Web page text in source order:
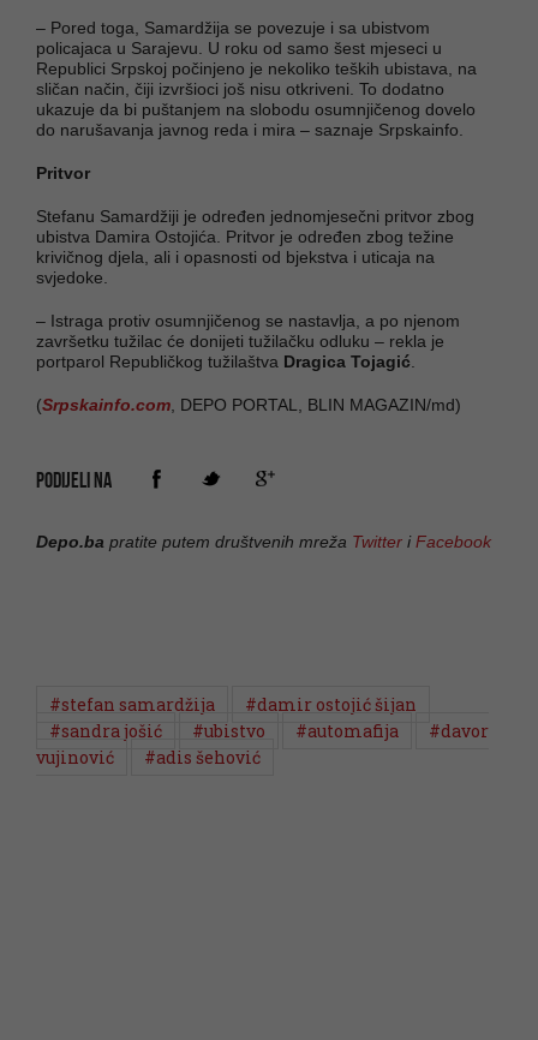
– Pored toga, Samardžija se povezuje i sa ubistvom
policajaca u Sarajevu. U roku od samo šest mjeseci u
Republici Srpskoj počinjeno je nekoliko teških ubistava, na
sličan način, čiji izvršioci još nisu otkriveni. To dodatno
ukazuje da bi puštanjem na slobodu osumnjičenog dovelo
do narušavanja javnog reda i mira – saznaje Srpskainfo.
Pritvor
Stefanu Samardžiji je određen jednomjesečni pritvor zbog
ubistva Damira Ostojića. Pritvor je određen zbog težine
krivičnog djela, ali i opasnosti od bjekstva i uticaja na
svjedoke.
– Istraga protiv osumnjičenog se nastavlja, a po njenom
završetku tužilac će donijeti tužilačku odluku – rekla je
portparol Republičkog tužilaštva Dragica Tojagić
(Srpskainfo.com , DEPO PORTAL, BLIN MAGAZIN/md)
PODIJELI NA
Depo.ba pratite putem društvenih mreža Twitter iFacebook
#stefan samardžija
#damir ostojić šijan
#sandra jošić
#ubistvo #automafija
#davor
vujinović
#adis šehović